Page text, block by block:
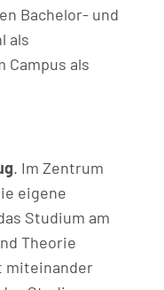
Bachelor- und
als
Campus als
. Im Zentrum
eigene
Studium am
Theorie
miteinander